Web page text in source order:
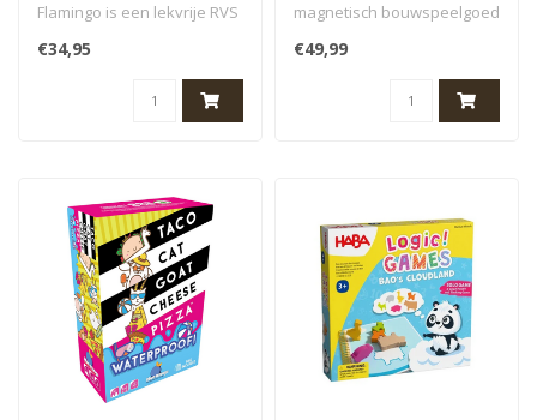
Flamingo is een lekvrije RVS
kinderdrinkfles van 460 m..
€34,95
magnetisch bouwspeelgoed
neemt je mee op een
creatief avont..
€49,99